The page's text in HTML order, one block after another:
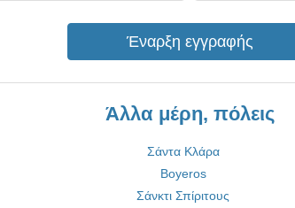
Έναρξη εγγραφής
Άλλα μέρη, πόλεις
Σάντα Κλάρα
Boyeros
Σάνκτι Σπίριτους